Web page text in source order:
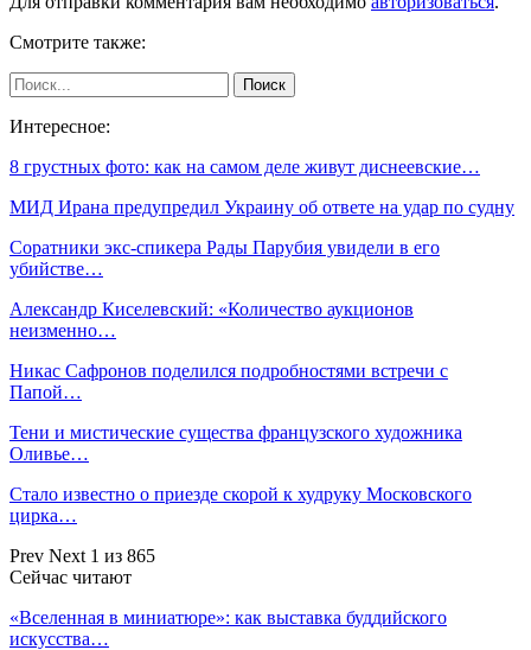
Смотрите также:
Интересное:
8 грустных фото: как на самом деле живут диснеевские…
МИД Ирана предупредил Украину об ответе на удар по судну
Соратники экс-спикера Рады Парубия увидели в его
убийстве…
Александр Киселевский: «Количество аукционов
неизменно…
Никас Сафронов поделился подробностями встречи с
Папой…
Тени и мистические существа французского художника
Оливье…
Стало известно о приезде скорой к худруку Московского
цирка…
Prev Next 1 из 865
Сейчас читают
«Вселенная в миниатюре»: как выставка буддийского
искусства…